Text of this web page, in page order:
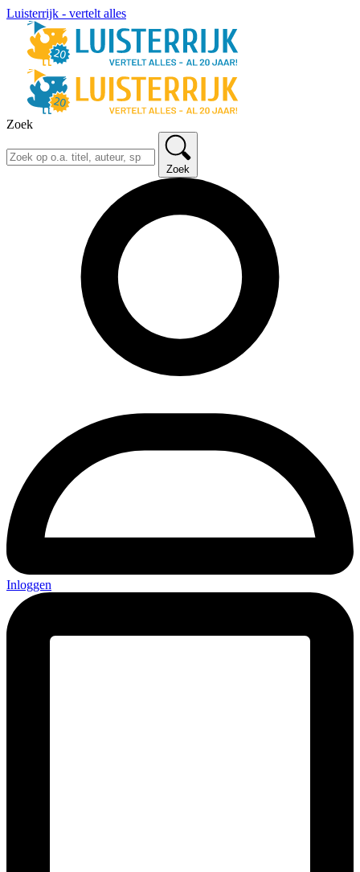
Luisterrijk - vertelt alles
Zoek
Zoek
Inloggen